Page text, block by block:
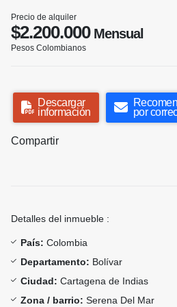
Precio de alquiler
$2.200.000Mensual
Pesos Colombianos
Descargar
información
por
Compartir
Detalles del inmueble :
País: Colombia
Departamento: Bolívar
Ciudad: Cartagena de Indias
Zona / barrio: Serena Del Mar